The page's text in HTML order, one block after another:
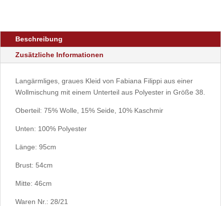
Beschreibung
Zusätzliche Informationen
Langärmliges, graues Kleid von Fabiana Filippi aus einer
Wollmischung mit einem Unterteil aus Polyester in Größe 38.
Oberteil: 75% Wolle, 15% Seide, 10% Kaschmir
Unten: 100% Polyester
Länge: 95cm
Brust: 54cm
Mitte: 46cm
Waren Nr.: 28/21